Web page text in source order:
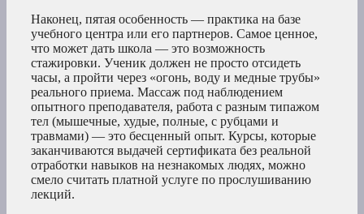
Наконец, пятая особенность — практика на базе
учебного центра или его партнеров. Самое ценное,
что может дать школа — это возможность
стажировки. Ученик должен не просто отсидеть
часы, а пройти через «огонь, воду и медные трубы»
реального приема. Массаж под наблюдением
опытного преподавателя, работа с разным типажом
тел (мышечные, худые, полные, с рубцами и
травмами) — это бесценный опыт. Курсы, которые
заканчиваются выдачей сертификата без реальной
отработки навыков на незнакомых людях, можно
смело считать платной услуге по прослушиванию
лекций.